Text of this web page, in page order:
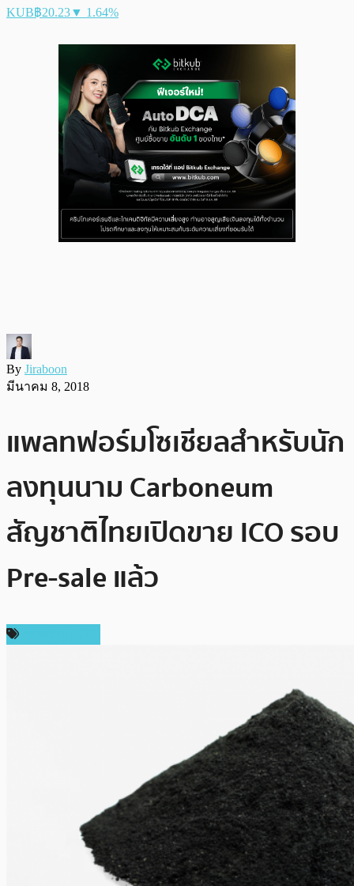
KUB฿20.23▼ 1.64%
By Jiraboon
มีนาคม 8, 2018
แพลทฟอร์มโซเชียลสำหรับนัก
ลงทุนนาม Carboneum
สัญชาติไทยเปิดขาย ICO รอบ
Pre-sale แล้ว